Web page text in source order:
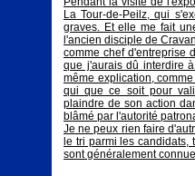
La Tour-de-Peilz, qui
graves. Et elle me fait
l'ancien disciple de
comme chef d'entreprise
que j'aurais dû interdire
même explication,
qui que ce soit pour
plaindre de son action
blâmé par l'autorité
Je ne peux rien faire
le tri parmi les
sont généralement